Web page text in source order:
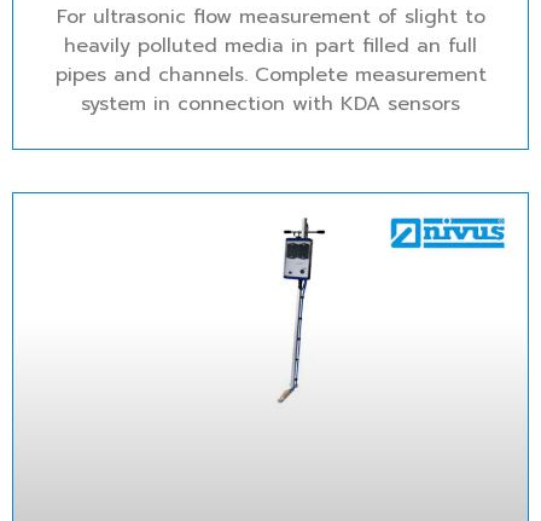
For ultrasonic flow measurement of slight to
heavily polluted media in part filled an full
pipes and channels. Complete measurement
system in connection with KDA sensors